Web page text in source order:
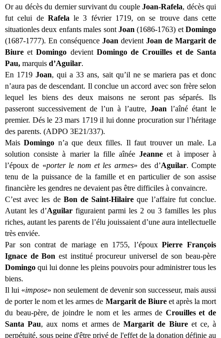
Or au décès du dernier survivant du coupleJoan-Rafela, décès qui
fut celui de Rafela le 3 février 1719, on se trouve dans cette
situationles deux enfants males sont Joan (1686-1763) et Domingo
(1687-1777). En conséquence Joan devient Joan de Margarit de
Biureet Domingo devient Domingo de Crouilles et de Santa
Pau, marquis d’Aguilar.
En 1719Joan, qui a 33 ans, sait qu’il ne se mariera pas et donc
n’aura pas de descendant. Il conclue un accord avec son frère selon
lequel les biens des deux maisons ne seront pas séparés. Ils
passeront successivement de l’un à l’autre, Joan l’aîné étant le
premier. Dés le 23 mars 1719 il lui donne procuration sur l’héritage
des parents. (ADPO 3E21/337).
Mais Domingo n’a que deux filles. Il faut trouver un male. La
solution consiste à marier la fille aînée Jeanne et à imposer à
l’époux de «porter le nom et les armes» des d’Aguilar. Compte
tenu de la puissance de la famille et en particulier de son assise
financière les gendres ne devaient pas être difficiles à convaincre.
C’est avec les de Bon de Saint-Hilaire que l’affaire fut conclue.
Autant les d’Aguilar figuraient parmi les 2 ou 3 familles les plus
riches, autant les parents de l’élu jouissaient d’une aura intellectuelle
très enviée.
Par son contrat de mariage en 1755, l’épouxPierre François
Ignace de Bon est institué procureur universel de son beau-père
Domingo qui lui donne les pleins pouvoirs pour administrer tous les
biens.
Il lui «impose» non seulement de devenir son successeur, mais aussi
de porter le nom et les armes de Margarit de Biure et après la mort
du beau-père, de joindre le nom et les armes de Crouilles et de
Santa Pau, aux noms et armes deMargarit de Biureet ce, à
perpétuité, sous peine d'être privé de l'effet de la donation définie au